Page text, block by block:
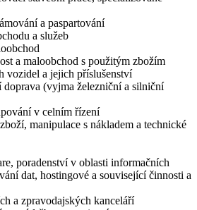
a paspartování
a služeb
a maloobchod s použitým zbožím
vozidel a jejich příslušenství
doprava (vyjma železniční a silniční
v celním řízení
manipulace s nákladem a technické
poradenství v oblasti informačních
dat, hostingové a související činnosti a
a zpravodajských kanceláří